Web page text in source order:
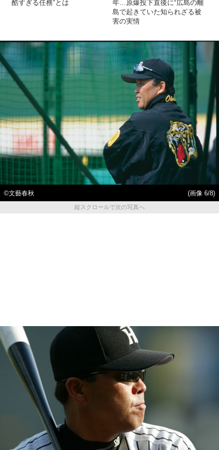
酷すぎる任務”とは
年…原爆投下直後に“広島の離
島で起きていた知られざる被
害の実情
©文藝春秋
(画像 6/8)
縦スクロールで次の写真へ